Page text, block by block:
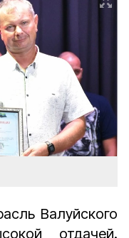
Валуйского
отдачей.